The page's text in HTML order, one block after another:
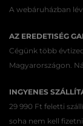
A webáruházban
AZ EREDETISÉG
Cégünk több
Magyarországon.
INGYENES
29 990 Ft feletti
soha nem kell